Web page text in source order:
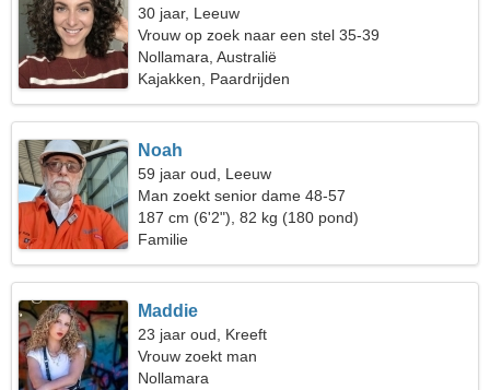
30 jaar, Leeuw
Vrouw op zoek naar een stel 35-39
Nollamara, Australië
Kajakken, Paardrijden
Noah
59 jaar oud, Leeuw
Man zoekt senior dame 48-57
187 cm (6'2"), 82 kg (180 pond)
Familie
Maddie
23 jaar oud, Kreeft
Vrouw zoekt man
Nollamara